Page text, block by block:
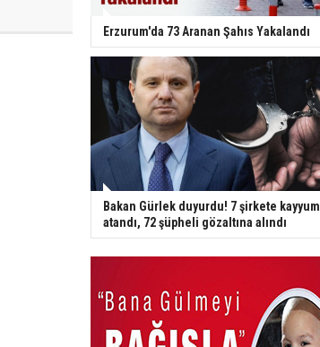
Erzurum'da 73 Aranan Şahıs Yakalandı
Bakan Gürlek duyurdu! 7 şirkete kayyum
atandı, 72 şüpheli gözaltına alındı